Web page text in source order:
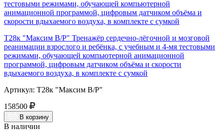
Т28к "Максим В/Р" Тренажёр сердечно-лёгочной и мозговой
реанимации взрослого и ребёнка, с учебным и 4-мя тестовыми
режимами, обучающей компьютерной анимационной
программой, цифровым датчиком объёма и скорости
вдыхаемого воздуха, в комплекте с сумкой
Артикул: Т28к "Максим В/Р"
158500
В корзину
В наличии